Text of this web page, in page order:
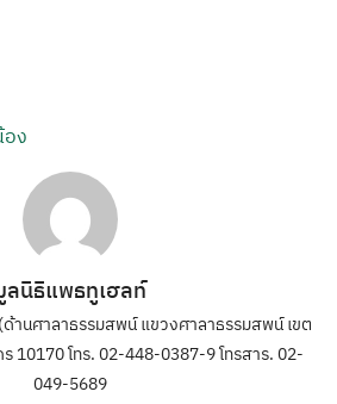
อง
ลนิธิแพธทูเฮลท์
นศาลาธรรมสพน์ แขวงศาลาธรรมสพน์ เขต
10170 โทร. 02-448-0387-9 โทรสาร. 02-
049-5689